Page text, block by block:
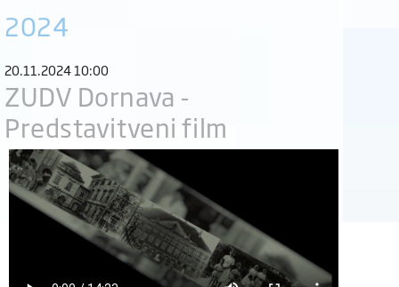
2024
20.11.2024 10:00
ZUDV Dornava -
Predstavitveni film